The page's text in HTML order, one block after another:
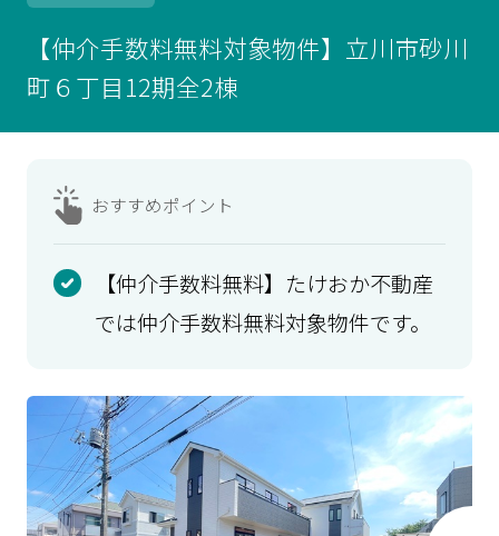
【仲介手数料無料対象物件】立川市砂川
町６丁目12期全2棟
おすすめポイント
【仲介手数料無料】たけおか不動産
では仲介手数料無料対象物件です。